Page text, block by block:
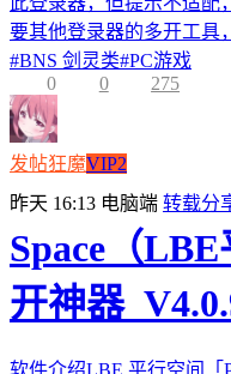
要其他登录器的多开工具
#BNS 剑灵类#PC游戏
0
0 275
发帖狂魔VIP2
昨天 16:13 电脑端 转载分
Space（
开神器
软件介绍LBE 平行空间「